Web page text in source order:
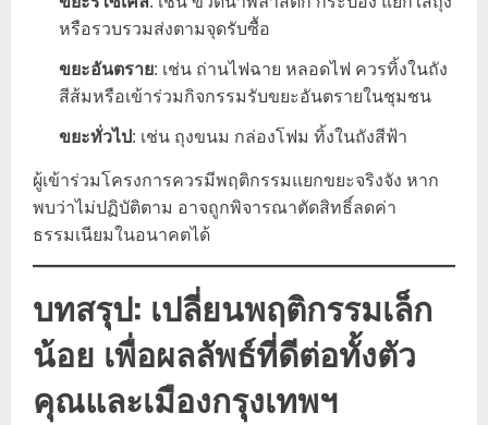
หรือรวบรวมส่งตามจุดรับซื้อ
ขยะอันตราย: เช่น ถ่านไฟฉาย หลอดไฟ ควรทิ้งในถัง
สีส้มหรือเข้าร่วมกิจกรรมรับขยะอันตรายในชุมชน
ขยะทั่วไป: เช่น ถุงขนม กล่องโฟม ทิ้งในถังสีฟ้า
ผู้เข้าร่วมโครงการควรมีพฤติกรรมแยกขยะจริงจัง หาก
พบว่าไม่ปฏิบัติตาม อาจถูกพิจารณาตัดสิทธิ์ลดค่า
ธรรมเนียมในอนาคตได้
บทสรุป: เปลี่ยนพฤติกรรมเล็ก
น้อย เพื่อผลลัพธ์ที่ดีต่อทั้งตัว
คุณและเมืองกรุงเทพฯ